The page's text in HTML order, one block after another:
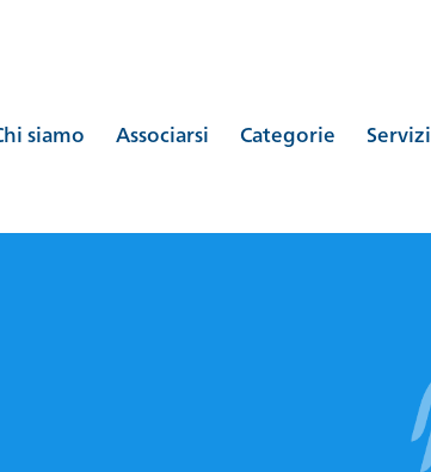
siamo Associarsi Categorie Servizi